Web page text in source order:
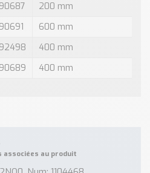
200 mm
600 mm
400 mm
400 mm
au produit